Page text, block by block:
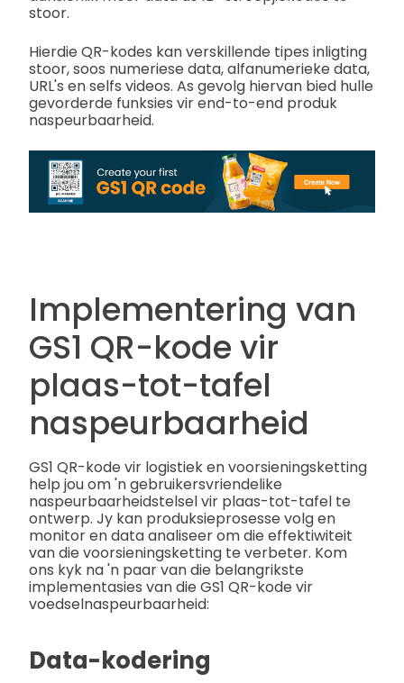
stoor.
Hierdie QR-kodes kan verskillende tipes inligting
stoor, soos numeriese data, alfanumerieke data,
URL's en selfs videos. As gevolg hiervan bied hulle
gevorderde funksies vir end-to-end produk
naspeurbaarheid.
Implementering van
GS1 QR-kode vir
plaas-tot-tafel
naspeurbaarheid
GS1 QR-kode vir logistiek en voorsieningsketting
help jou om 'n gebruikersvriendelike
naspeurbaarheidstelsel vir plaas-tot-tafel te
ontwerp. Jy kan produksieprosesse volg en
monitor en data analiseer om die effektiwiteit
van die voorsieningsketting te verbeter. Kom
ons kyk na 'n paar van die belangrikste
implementasies van die GS1 QR-kode vir
voedselnaspeurbaarheid:
Data-kodering